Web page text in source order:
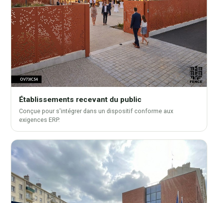
Établissements recevant du public
Conçue pour s'intégrer dans un dispositif conforme aux
exigences ERP.